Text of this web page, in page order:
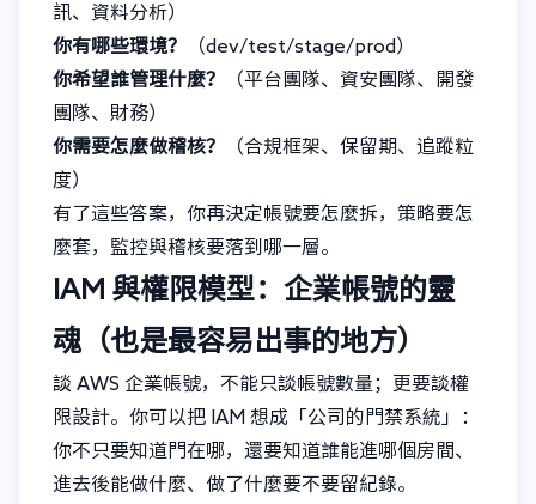
訊、資料分析）
你有哪些環境？
（dev/test/stage/prod）
你希望誰管理什麼？
（平台團隊、資安團隊、開發
團隊、財務）
你需要怎麼做稽核？
（合規框架、保留期、追蹤粒
度）
有了這些答案，你再決定帳號要怎麼拆，策略要怎
麼套，監控與稽核要落到哪一層。
IAM 與權限模型：企業帳號的靈
魂（也是最容易出事的地方）
談 AWS 企業帳號，不能只談帳號數量；更要談權
限設計。你可以把 IAM 想成「公司的門禁系統」：
你不只要知道門在哪，還要知道誰能進哪個房間、
進去後能做什麼、做了什麼要不要留紀錄。